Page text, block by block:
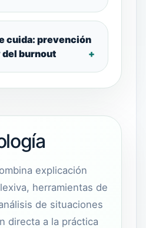
cuida: prevención
del burnout
explicación
herramientas de
de situaciones
directa a la práctica